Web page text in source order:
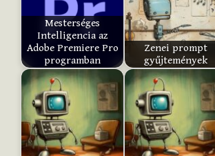
Submit
Rating
Mesterséges
Intelligencia az
Adobe Premiere Pro
programban
Zenei prompt
gyűjtemények